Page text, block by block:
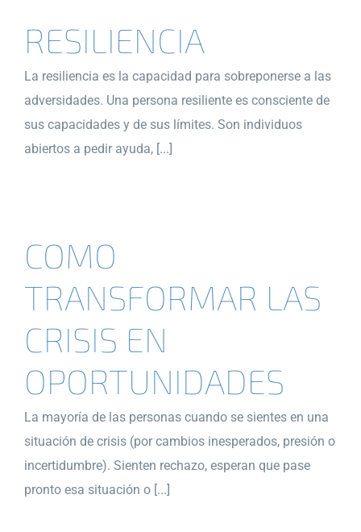
RESILIENCIA
La resiliencia es la capacidad para sobreponerse a las
adversidades. Una persona resiliente es consciente de
sus capacidades y de sus límites. Son individuos
abiertos a pedir ayuda, [...]
COMO
TRANSFORMAR LAS
CRISIS EN
OPORTUNIDADES
La mayoría de las personas cuando se sientes en una
situación de crisis (por cambios inesperados, presión o
incertidumbre). Sienten rechazo, esperan que pase
pronto esa situación o [...]